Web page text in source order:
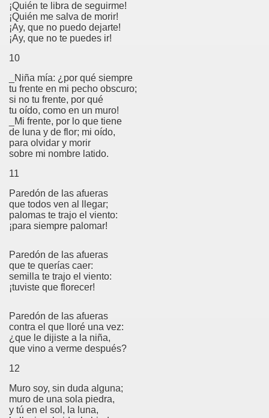
¡Quién te libra de seguirme!
¡Quién me salva de morir!
¡Ay, que no puedo dejarte!
¡Ay, que no te puedes ir!
10
_Niña mía: ¿por qué siempre
tu frente en mi pecho obscuro;
si no tu frente, por qué
tu oído, como en un muro!
_Mi frente, por lo que tiene
de luna y de flor; mi oído,
para olvidar y morir
sobre mi nombre latido.
11
Paredón de las afueras
que todos ven al llegar;
palomas te trajo el viento:
¡para siempre palomar!
Paredón de las afueras
que te querías caer:
semilla te trajo el viento:
¡tuviste que florecer!
Paredón de las afueras
contra el que lloré una vez:
¿que le dijiste a la niña,
que vino a verme después?
12
Muro soy, sin duda alguna;
muro de una sola piedra,
y tú en el sol, la luna,